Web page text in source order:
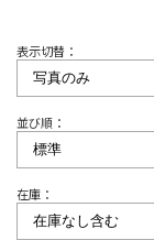
表示切替：
並び順：
在庫：